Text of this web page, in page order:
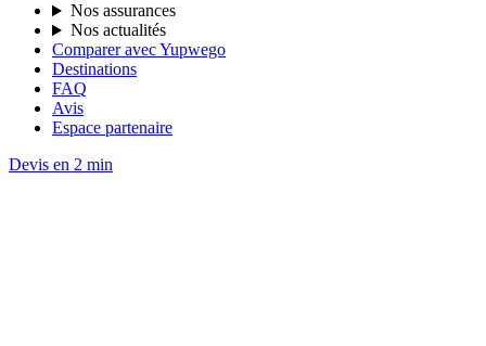
Nos assurances
Nos actualités
Comparer avec Yupwego
Destinations
FAQ
Avis
Espace partenaire
Devis en 2 min